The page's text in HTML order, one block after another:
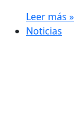
Leer más »
Noticias